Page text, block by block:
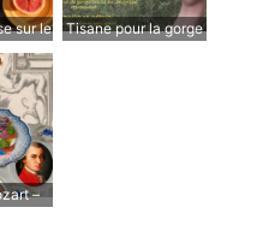
sur le
Tisane pour la gorge
–